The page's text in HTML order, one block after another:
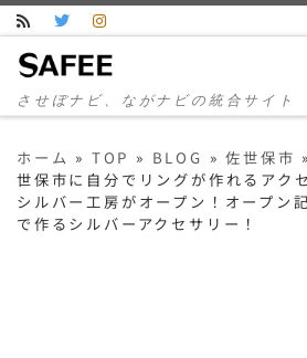
コンテンツへスキップ
させぼナビ、ながナビの統合サイト
ホーム » TOP » BLOG » 佐世保市 »
世保市に自分でリングが作れるアク
シルバー工房がオープン！オープン
で作るシルバーアクセサリー！